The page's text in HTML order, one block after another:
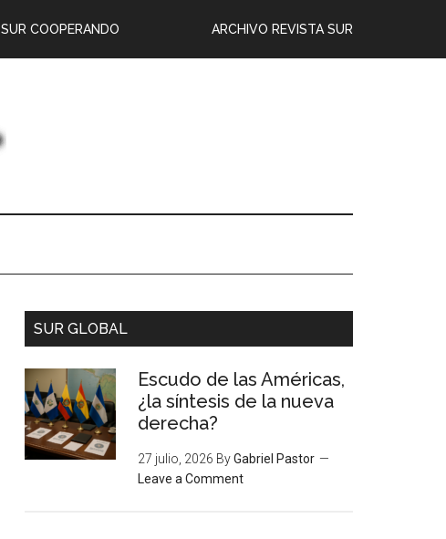
ARCHIVO REVISTA SUR
SUR COOPERANDO
SUR GLOBAL
Escudo de las Américas,
¿la síntesis de la nueva
derecha?
27 julio, 2026 ByGabriel Pastor
Leave a Comment